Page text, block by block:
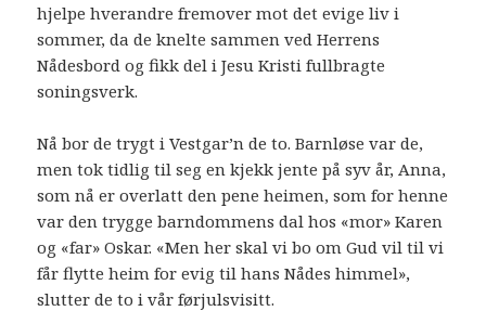
hjelpe hverandre fremover mot det evige liv i
sommer, da de knelte sammen ved Herrens
Nådesbord og fikk del i Jesu Kristi fullbragte
soningsverk.
Nå bor de trygt i Vestgar’n de to. Barnløse var de,
men tok tidlig til seg en kjekk jente på syv år, Anna,
som nå er overlatt den pene heimen, som for henne
var den trygge barndommens dal hos «mor» Karen
og «far» Oskar. «Men her skal vi bo om Gud vil til vi
får flytte heim for evig til hans Nådes himmel»,
slutter de to i vår førjulsvisitt.